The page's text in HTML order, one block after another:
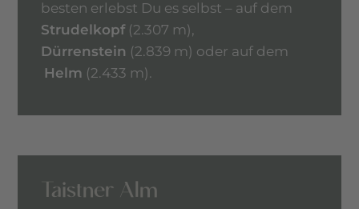
besten erlebst Du es selbst – auf dem
Strudelkopf(2.307 m),
Dürrenstein (2.839 m) oder auf dem
Helm (2.433 m).
Taistner Alm